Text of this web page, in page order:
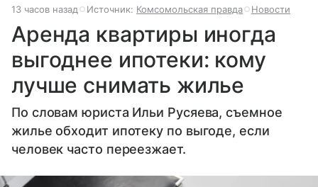
13 часов назад Источник: Комсомольская правда Новости
Аренда квартиры иногда
выгоднее ипотеки: кому
лучше снимать жилье
По словам юриста Ильи Русяева, съемное
жилье обходит ипотеку по выгоде, если
человек часто переезжает.